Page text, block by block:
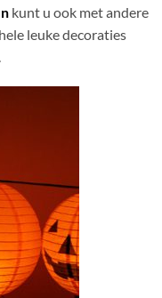
kunt u ook met andere
leuke decoraties